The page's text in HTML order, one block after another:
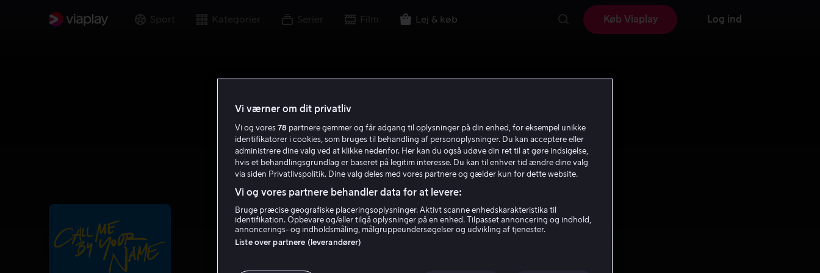
Sport Kategorier Serier Film Lej & køb Køb Viaplay Log ind
Vi værner om dit privatliv
Vi og vores 78 partnere gemmer og får adgang til oplysninger på din enhed, for eksempel unikke
identifikatorer i cookies, som bruges til behandling af personoplysninger. Du kan acceptere eller
administrere dine valg ved at klikke nedenfor. Her kan du også udøve din ret til at gøre indsigelse,
hvis et behandlingsgrundlag er baseret på legitim interesse. Du kan til enhver tid ændre dine valg
via siden Privatlivspolitik. Dine valg deles med vores partnere og gælder kun for dette website.
Vi og vores partnere behandler data for at levere:
Bruge præcise geografiske placeringsoplysninger. Aktivt scanne enhedskarakteristika til
identifikation. Opbevare og/eller tilgå oplysninger på en enhed. Tilpasset annoncering og indhold,
annoncerings- og indholdsmåling, målgruppeundersøgelser og udvikling af tjenester.
Liste over partnere (leverandører)